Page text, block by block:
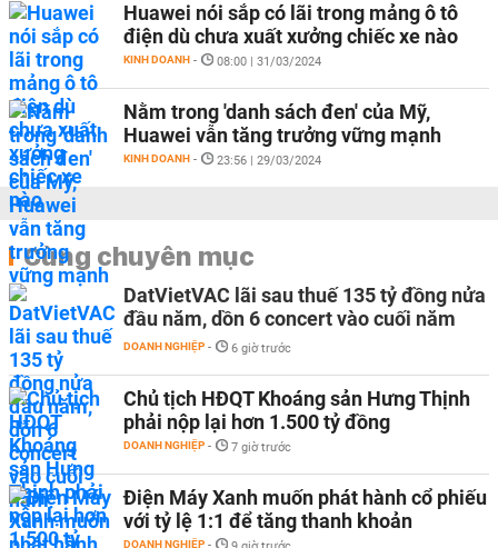
Huawei nói sắp có lãi trong mảng ô tô
điện dù chưa xuất xưởng chiếc xe nào
KINH DOANH - 08:00 | 31/03/2024
Nằm trong 'danh sách đen' của Mỹ,
Huawei vẫn tăng trưởng vững mạnh
KINH DOANH - 23:56 | 29/03/2024
Cùng chuyên mục
DatVietVAC lãi sau thuế 135 tỷ đồng nửa
đầu năm, dồn 6 concert vào cuối năm
DOANH NGHIỆP - 6 giờ trước
Chủ tịch HĐQT Khoáng sản Hưng Thịnh
phải nộp lại hơn 1.500 tỷ đồng
DOANH NGHIỆP - 7 giờ trước
Điện Máy Xanh muốn phát hành cổ phiếu
với tỷ lệ 1:1 để tăng thanh khoản
DOANH NGHIỆP